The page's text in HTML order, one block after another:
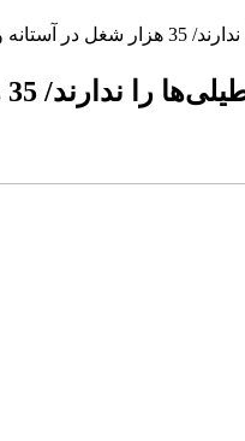
ورشکستگی
شغل در آستانه ورشکستگی